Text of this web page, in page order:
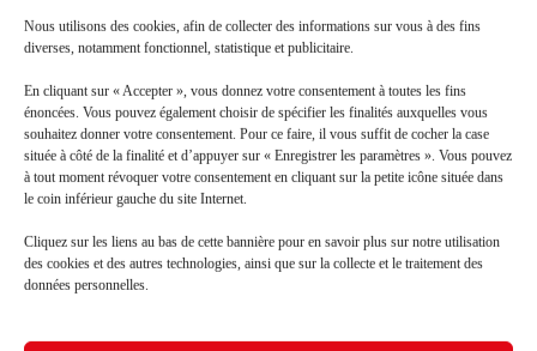
Nous utilisons des cookies, afin de collecter des informations sur vous à des fins
diverses, notamment fonctionnel, statistique et publicitaire.
En cliquant sur « Accepter », vous donnez votre consentement à toutes les fins
énoncées. Vous pouvez également choisir de spécifier les finalités auxquelles vous
souhaitez donner votre consentement. Pour ce faire, il vous suffit de cocher la case
située à côté de la finalité et d’appuyer sur « Enregistrer les paramètres ». Vous pouvez
à tout moment révoquer votre consentement en cliquant sur la petite icône située dans
le coin inférieur gauche du site Internet.
Cliquez sur les liens au bas de cette bannière pour en savoir plus sur notre utilisation
des cookies et des autres technologies, ainsi que sur la collecte et le traitement des
données personnelles.
Mail